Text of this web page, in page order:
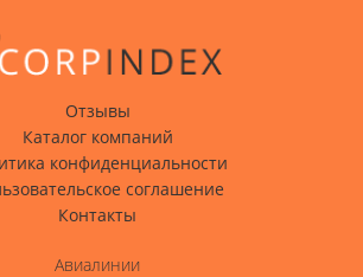
Отзывы
Каталог компаний
конфиденциальности
соглашение
Контакты
Авиалинии